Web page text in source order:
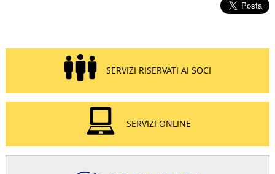
SERVIZI RISERVATI AI SOCI
SERVIZI ONLINE